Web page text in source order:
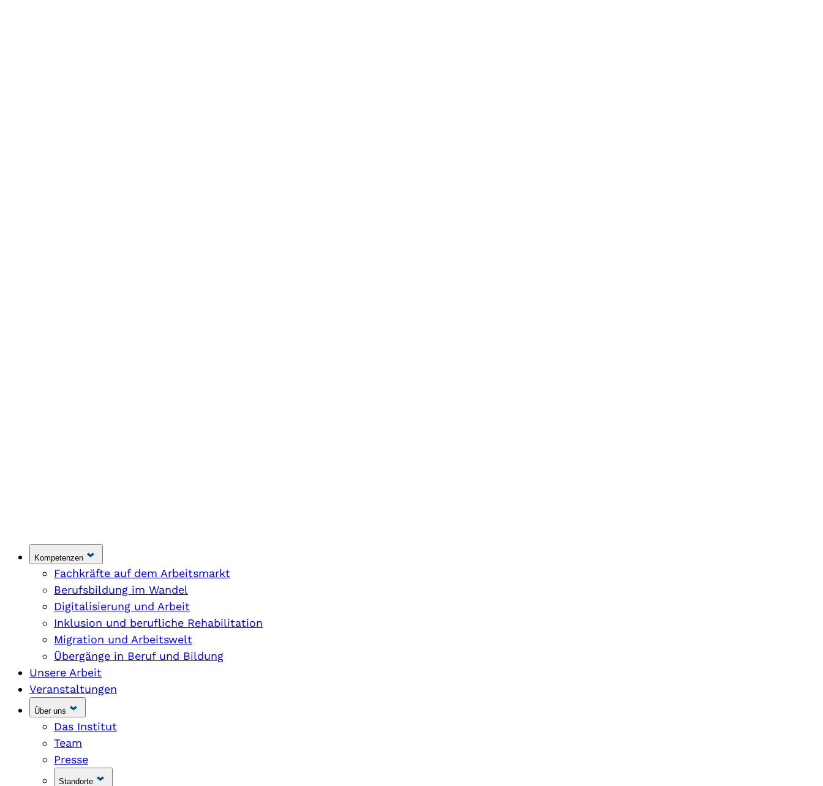
Kompetenzen
Fachkräfte auf dem Arbeitsmarkt
Berufsbildung im Wandel
Digitalisierung und Arbeit
Inklusion und berufliche Rehabilitation
Migration und Arbeitswelt
Übergänge in Beruf und Bildung
Unsere Arbeit
Veranstaltungen
Über uns
Das Institut
Team
Presse
Standorte